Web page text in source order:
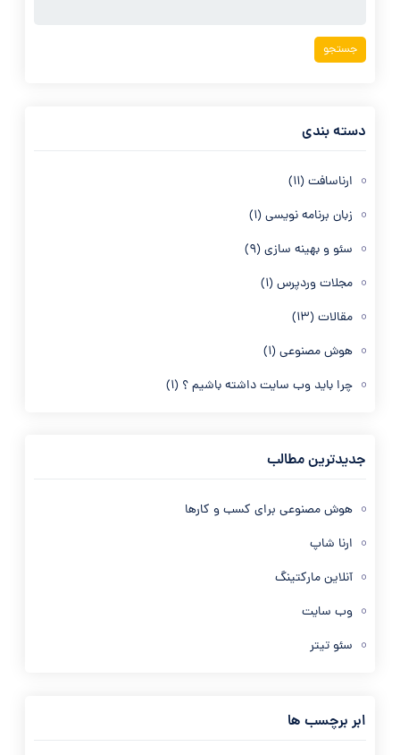
دسته بندی
ارناسافت(11)
زبان برنامه نویسی(1)
سئو و بهینه سازی(9)
مجلات وردپرس(1)
مقالات(13)
هوش مصنوعی(1)
چرا باید وب سایت داشته باشیم ؟ (1)
جدیدترین مطالب
هوش مصنوعی برای کسب و کارها
ارنا شاپ
آنلاین مارکتینگ
وب سایت
سئو تیتر
ابر برچسب ها